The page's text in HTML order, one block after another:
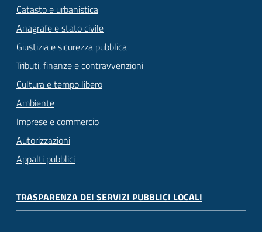
Catasto e urbanistica
Anagrafe e stato civile
Giustizia e sicurezza pubblica
Tributi, finanze e contravvenzioni
Cultura e tempo libero
Ambiente
Imprese e commercio
Autorizzazioni
Appalti pubblici
TRASPARENZA DEI SERVIZI PUBBLICI LOCALI